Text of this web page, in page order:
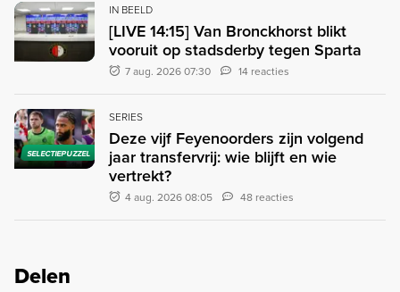
IN BEELD
[LIVE 14:15] Van Bronckhorst blikt
vooruit op stadsderby tegen Sparta
7 aug. 2026 07:30 14 reacties
SELECTIEPUZZEL
SERIES
Deze vijf Feyenoorders zijn volgend
jaar transfervrij: wie blijft en wie
vertrekt?
4 aug. 2026 08:05 48 reacties
Delen